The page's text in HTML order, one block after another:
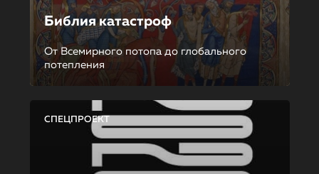
Библия катастроф
От Всемирного потопа до глобального
потепления
СПЕЦПРОЕКТ